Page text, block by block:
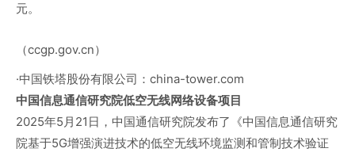
元。
（ccgp.gov.cn）
·中国铁塔股份有限公司：china-tower.com
中国信息通信研究院低空无线网络设备项目
2025年5月21日，中国通信研究院发布了《中国信息通信研究
院基于5G增强演进技术的低空无线环境监测和管制技术验证